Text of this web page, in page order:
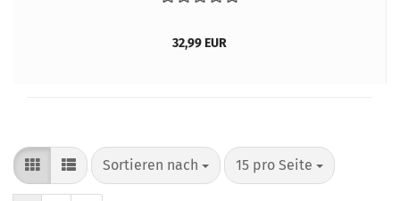
32,99 EUR
Sortieren nach
Sortieren nach 15 pro Seite
pro Seite